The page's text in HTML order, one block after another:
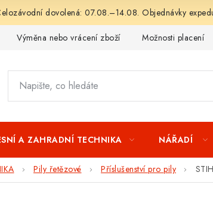
dovolená: 07.08.–14.08. Objednávky
Výměna nebo vrácení zboží Možnosti placení
A ZAHRADNÍ TECHNIKA NÁŘADÍ
Pily řetězové Příslušenství pro pily